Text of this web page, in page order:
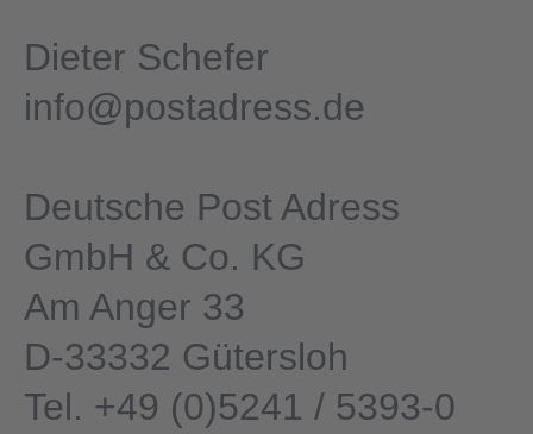
Dieter Schefer
info@postadress.de
Deutsche Post Adress
GmbH & Co. KG
Am Anger 33
D-33332 Gütersloh
Tel. +49 (0)5241 / 5393-0